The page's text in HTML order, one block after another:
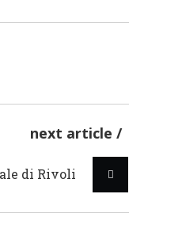
next article
di Rivoli